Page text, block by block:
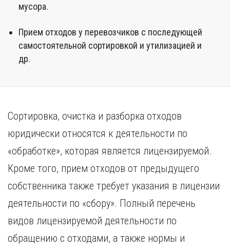
мусора.
Прием отходов у перевозчиков с последующей
самостоятельной сортировкой и утилизацией и
др.
Сортировка, очистка и разборка отходов
юридически относятся к деятельности по
«обработке», которая является лицензируемой.
Кроме того, прием отходов от предыдущего
собственника также требует указания в лицензии
деятельности по «сбору». Полный перечень
видов лицензируемой деятельности по
обращению с отходами, а также нормы и